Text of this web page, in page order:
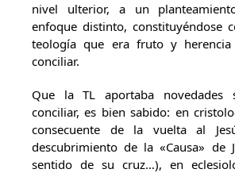
nivel ulterior, a un
enfoque distinto, constituyéndose
teología que era fruto y
conciliar.
Que la TL aportaba novedades
conciliar, es bien sabido: en
consecuente de la vuelta al
descubrimiento de la «Causa» de
sentido de su cruz…), en